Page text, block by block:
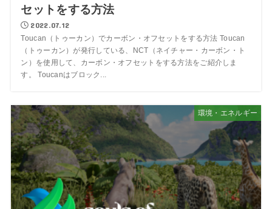
セットをする方法
2022.07.12
Toucan（トゥーカン）でカーボン・オフセットをする方法 Toucan
（トゥーカン）が発行している、NCT（ネイチャー・カーボン・ト
ン）を使用して、カーボン・オフセットをする方法をご紹介しま
す。 Toucanはブロック...
環境・エネルギー